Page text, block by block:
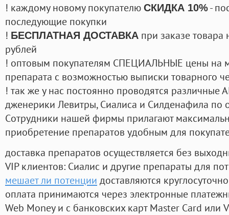
! каждому новому покупателю СКИДКА 10%-
последующие покупки
! БЕСПЛАТНАЯ ДОСТАВКА при заказе
рублей
! оптовым покупателям СПЕЦИАЛЬНЫЕ цены на
препарата с возможностью выписки товарного
! так же у нас постоянно проводятся
дженерики Левитры, Сиалиса и Силденафила по
Cотрудники нашей фирмы прилагают
приобретение препаратов удобным для
доставка препаратов осуществляется без
VIP клиентов: Сиалис и другие препараты для
мешает ли потенции доставляются круглосуточно
оплата принимаются через электронные
Web Money и с банковских карт Master Card или